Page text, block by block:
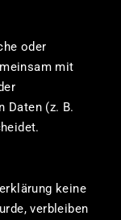
oder
mit
Daten (z. B.
keine
verbleiben